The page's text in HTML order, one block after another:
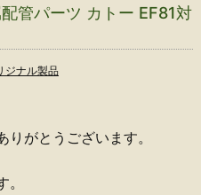
管パーツ カトー EF81対
ジナル製品
がとうございます。